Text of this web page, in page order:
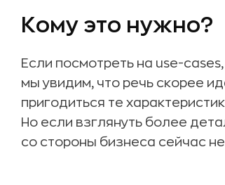
Кому это нужно?
Если посмотреть на use-
мы увидим, что речь скорее
пригодиться те
Но если взглянуть более
со стороны бизнеса сейчас